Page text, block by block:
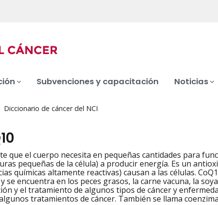
Subvenciones y capacitación Noticias
Diccionario de cáncer del NCI
que el cuerpo necesita en pequeñas cantidades para
pequeñas de la célula) a producir energía. Es un
químicas altamente reactivas) causan a las células.
se encuentra en los peces grasos, la carne vacuna, la
y el tratamiento de algunos tipos de cáncer y
tratamientos de cáncer. También se llama